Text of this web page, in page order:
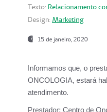
Texto: Relacionamento
Design: Marketing
15 de janeiro, 2020
Informamos que, o
ONCOLOGIA, estará
atendimento.
Prestador: Centro de